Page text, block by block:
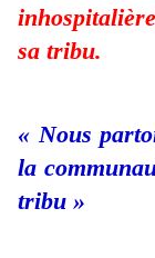
sa tribu.
« Nous
la
tribu »